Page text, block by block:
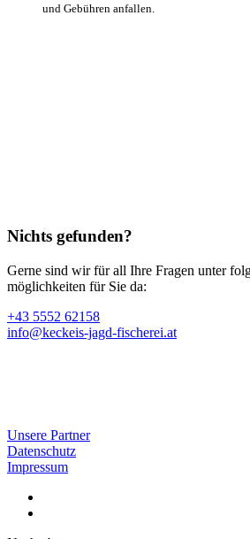
und Gebühren anfallen.
Nichts gefunden?
Gerne sind wir für all Ihre Fragen unter
möglichkeiten für Sie da:
+43 5552 62158
info@keckeis-jagd-fischerei.at
Unsere Partner
Datenschutz
Impressum